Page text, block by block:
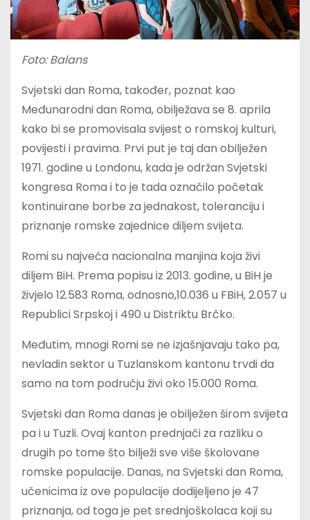
Foto: Balans
Svjetski dan Roma, također, poznat kao
Međunarodni dan Roma, obilježava se 8. aprila
kako bi se promovisala svijest o romskoj kulturi,
povijesti i pravima. Prvi put je taj dan obilježen
1971. godine u Londonu, kada je održan Svjetski
kongresa Roma i to je tada označilo početak
kontinuirane borbe za jednakost, toleranciju i
priznanje romske zajednice diljem svijeta.
Romi su najveća nacionalna manjina koja živi
diljem BiH. Prema popisu iz 2013. godine, u BiH je
živjelo 12.583 Roma, odnosno,10.036 u FBiH, 2.057 u
Republici Srpskoj i 490 u Distriktu Brčko.
Međutim, mnogi Romi se ne izjašnjavaju tako pa,
nevladin sektor u Tuzlanskom kantonu trvdi da
samo na tom području živi oko 15.000 Roma.
Svjetski dan Roma danas je obilježen širom svijeta
pa i u Tuzli. Ovaj kanton prednjači za razliku o
drugih po tome što bilježi sve više školovane
romske populacije. Danas, na Svjetski dan Roma,
učenicima iz ove populacije dodijeljeno je 47
priznanja, od toga je pet srednjoškolaca koji su